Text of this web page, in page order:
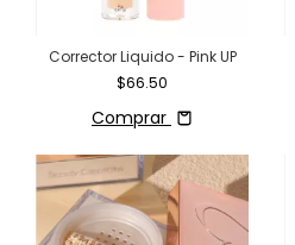
Corrector Liquido - Pink UP
$66.50
Comprar